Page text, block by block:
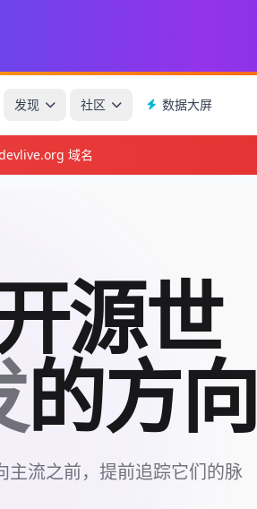
发现 社区 数据大屏
域名
源世
的方向
主流之前，提前追踪它们的脉